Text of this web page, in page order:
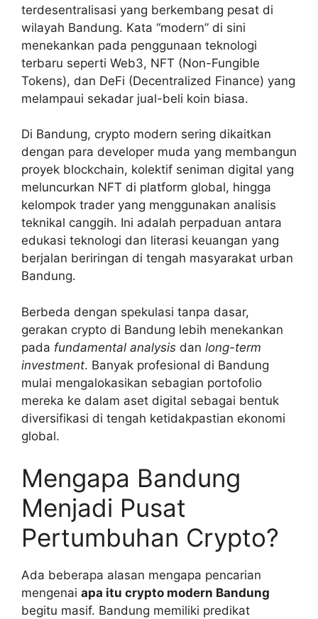
terdesentralisasi yang berkembang pesat di
wilayah Bandung. Kata “modern” di sini
menekankan pada penggunaan teknologi
terbaru seperti Web3, NFT (Non-Fungible
Tokens), dan DeFi (Decentralized Finance) yang
melampaui sekadar jual-beli koin biasa.
Di Bandung, crypto modern sering dikaitkan
dengan para developer muda yang membangun
proyek blockchain, kolektif seniman digital yang
meluncurkan NFT di platform global, hingga
kelompok trader yang menggunakan analisis
teknikal canggih. Ini adalah perpaduan antara
edukasi teknologi dan literasi keuangan yang
berjalan beriringan di tengah masyarakat urban
Bandung.
Berbeda dengan spekulasi tanpa dasar,
gerakan crypto di Bandung lebih menekankan
pada fundamental analysis dan long-term
investment. Banyak profesional di Bandung
mulai mengalokasikan sebagian portofolio
mereka ke dalam aset digital sebagai bentuk
diversifikasi di tengah ketidakpastian ekonomi
global.
Mengapa Bandung
Menjadi Pusat
Pertumbuhan Crypto?
Ada beberapa alasan mengapa pencarian
mengenai apa itu crypto modern Bandung
begitu masif. Bandung memiliki predikat